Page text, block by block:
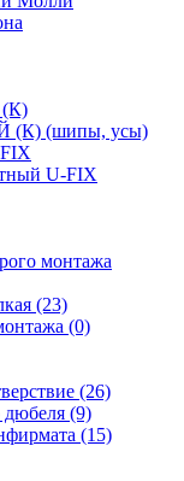
(К)
(К) (шипы, усы)
U-FIX
монтажа
(23)
(0)
(26)
дюбеля (9)
(15)